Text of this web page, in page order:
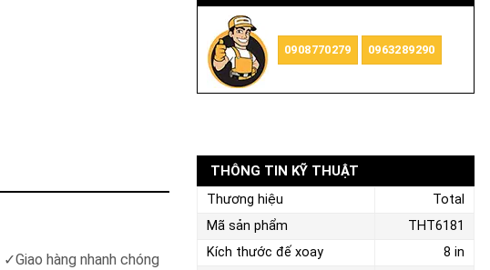
0908770279 0963289290
✓Giao hàng nhanh chóng
THÔNG TIN KỸ THUẬT
Thương hiệu
Total
Mã sản phẩm
THT6181
Kích thước đế xoay
8 in